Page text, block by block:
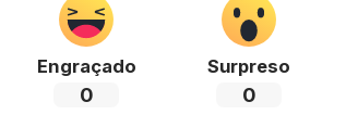
Engraçado
0
Surpreso
0